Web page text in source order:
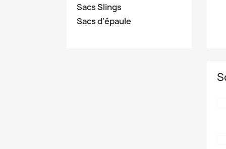
Sacs Slings
Sacs d'épaule